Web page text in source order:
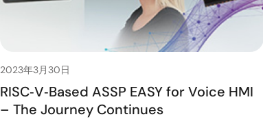
2023年3月30日
RISC‑V‑Based ASSP EASY for Voice HMI
– The Journey Continues